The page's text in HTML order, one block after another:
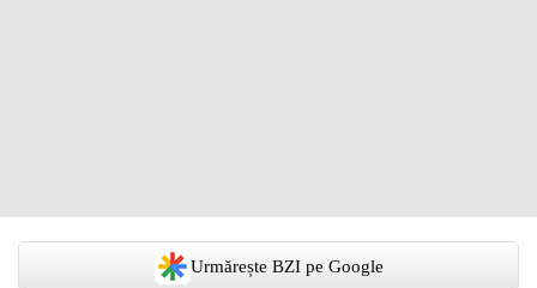
Urmărește BZI pe Google